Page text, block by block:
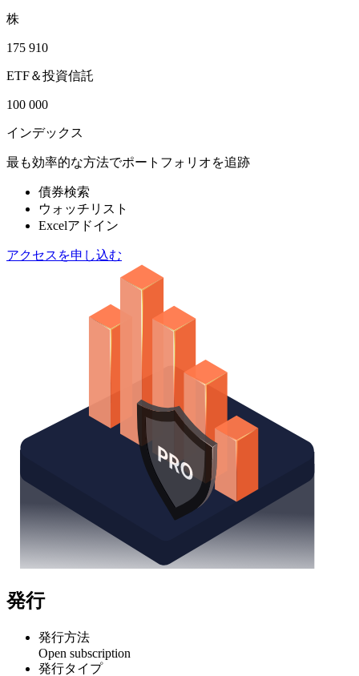
株
175 910
ETF＆投資信託
100 000
インデックス
最も効率的な方法でポートフォリオを追跡
債券検索
ウォッチリスト
Excelアドイン
アクセスを申し込む
発行
発行方法
Open subscription
発行タイプ